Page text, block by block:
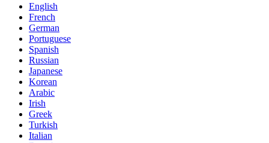
English
French
German
Portuguese
Spanish
Russian
Japanese
Korean
Arabic
Irish
Greek
Turkish
Italian